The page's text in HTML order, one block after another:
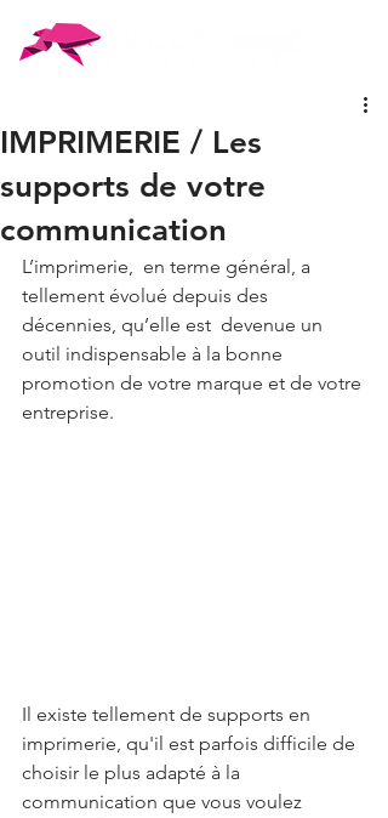
IMPRIMERIE / Les
supports de votre
communication
L’imprimerie,  en terme général, a
tellement évolué depuis des
décennies, qu’elle est  devenue un
outil indispensable à la bonne
promotion de votre marque et de votre
entreprise.
Il existe tellement de supports en
imprimerie, qu'il est parfois difficile de
choisir le plus adapté à la
communication que vous voulez